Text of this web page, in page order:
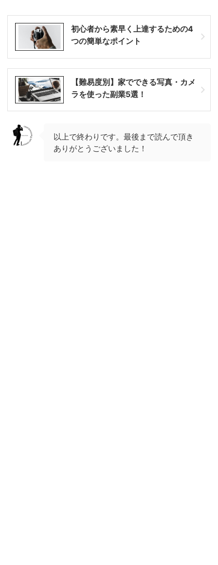
初心者から素早く上達するための4
つの簡単なポイント
【難易度別】家でできる写真・カメ
ラを使った副業5選！
以上で終わりです。最後まで読んで頂き
ありがとうございました！